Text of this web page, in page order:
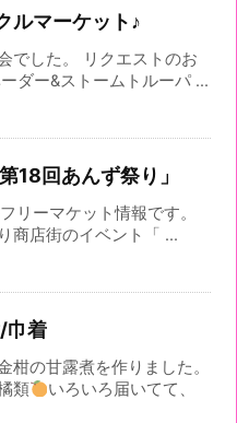
ルマーケット♪
でした。 リクエストのお
ダー&ストームトルーパ ...
18回あんず祭り」
リーマケット情報です。
商店街のイベント「 ...
巾着
柑の甘露煮を作りました。
類
いろいろ届いてて、